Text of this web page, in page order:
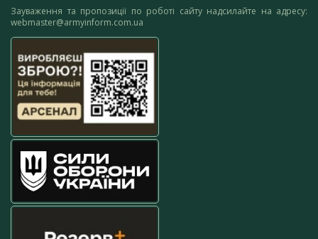
Зауваження та пропозиції по роботі сайту надсилайте на адресу:
webmaster@armyinform.com.ua